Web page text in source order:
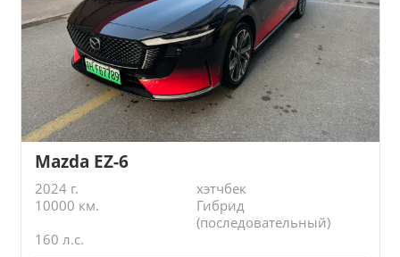
Mazda EZ-6
2024 г.
хэтчбек
10000 км.
Гибрид
(последовательный)
160 л.с.